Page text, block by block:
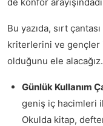
Bu yazıda, sırt
kriterlerini ve gençler
olduğunu ele alacağız.
Günlük Kullanım
geniş iç hacimleri
Okulda kitap,